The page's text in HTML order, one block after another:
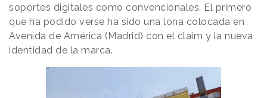
soportes digitales como convencionales. El primero
que ha podido verse ha sido una lona colocada en
Avenida de América (Madrid) con el claim y la nueva
identidad de la marca.